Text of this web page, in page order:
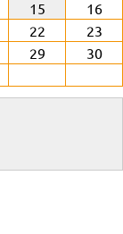
15
16
22
23
29
30